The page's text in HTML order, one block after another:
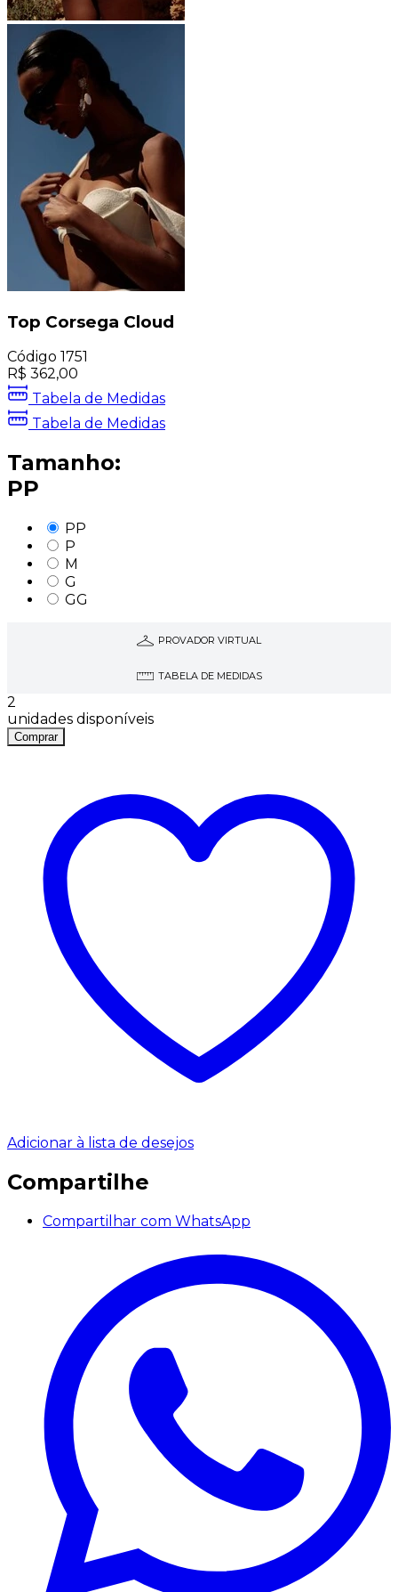
Top Corsega Cloud
Código 1751
R$ 362,00
Tabela de Medidas
Tabela de Medidas
Tamanho:
PP
PP
P
M
G
GG
PROVADOR VIRTUAL
TABELA DE MEDIDAS
2
unidades disponíveis
Comprar
Adicionar à lista de desejos
Compartilhe
Compartilhar com WhatsApp